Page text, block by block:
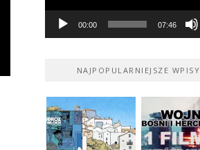
00:00 07:46
NAJPOPULARNIEJSZE WPISY